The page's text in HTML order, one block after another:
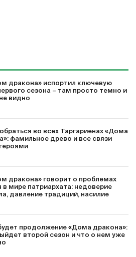
дракона» испортил ключевую
сезона – там просто темно и
видно
во всех Таргариенах «Дома
фамильное древо и все связи
дракона» говорит о проблемах
мире патриархата: недоверие
давление традиций, насилие
продолжение «Дома дракона»:
второй сезон и что о нем уже